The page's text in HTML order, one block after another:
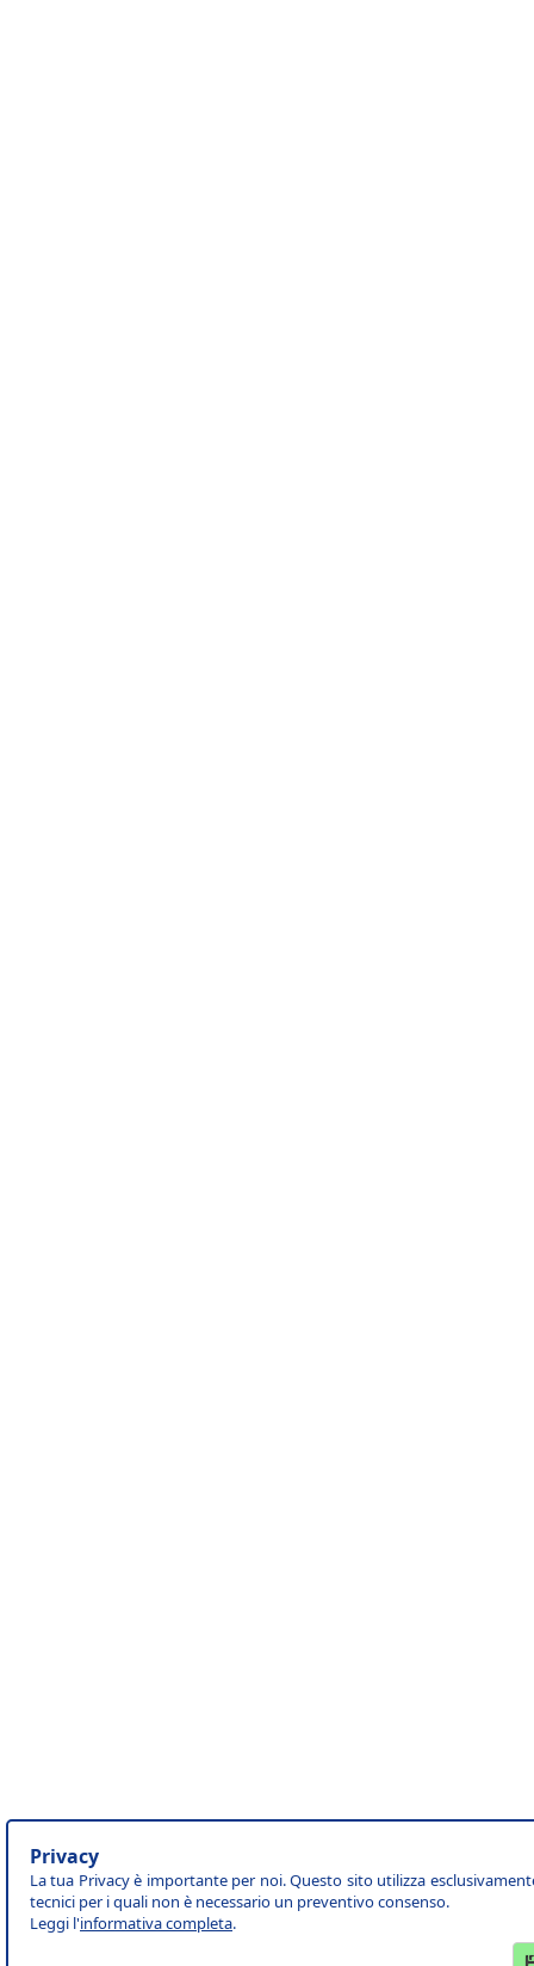
Privacy
La tua Privacy è importante per noi. Questo sito utilizza
tecnici per i quali non è necessario un preventivo consenso.
Leggi l'informativa completa.